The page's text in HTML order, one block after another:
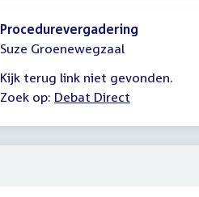
Procedurevergadering
Suze Groenewegzaal
Kijk terug link niet gevonden.
Zoek op: Debat Direct